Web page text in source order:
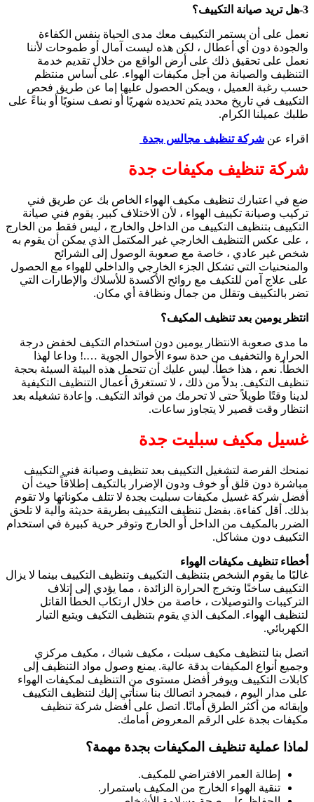
3-هل تريد صيانة التكييف؟
نعمل على أن يستمر التكييف معك مدى الحياة بنفس الكفاءة
والجودة دون أي أعطال ، لكن هذه ليست آمال أو طموحات لأننا
نعمل على تحقيق ذلك على أرض الواقع من خلال تقديم خدمة
التنظيف والصيانة من أجل مكيفات الهواء. على أساس منتظم
حسب رغبة العميل ، ويمكن الحصول عليها إما عن طريق فحص
التكييف في تاريخ محدد يتم تحديده شهريًا أو نصف سنويًا أو بناءً على
طلبك عميلنا الكرام.
اقراء عن شركة تنظيف مجالس بجدة
شركة تنظيف مكيفات جدة
ضع في اعتبارك تنظيف مكيف الهواء الخاص بك عن طريق فني
تركيب وصيانة تكييف الهواء ، لأن الاختلاف كبير. يقوم فني صيانة
التكييف بتنظيف التكييف من الداخل والخارج ، ليس فقط من الخارج
، على عكس التنظيف الخارجي غير المكتمل الذي يمكن أن يقوم به
شخص غير عادي ، خاصة مع صعوبة الوصول إلى الشرائح
والمنحنيات التي تشكل الجزء الخارجي والداخلي للهواء مع الحصول
على علاج آمن للتكيف مع روائح الأكسدة للأسلاك والإطارات التي
تضر بالتكييف وتقلل من جمال ونظافة أي مكان.
انتظر يومين بعد تنظيف المكيف؟
ما مدى صعوبة الانتظار يومين دون استخدام التكيف لخفض درجة
الحرارة والتخفيف من حدة سوء الأحوال الجوية ….! وداعا لهذا
الخطأ. نعم ، هذا خطأ. ليس عليك أن تتحمل هذه البيئة السيئة بحجة
تنظيف التكيف. بدلاً من ذلك ، لا تستغرق أعمال التنظيف التكيفية
لدينا وقتًا طويلاً حتى لا تحرمك من فوائد التكيف. وإعادة تشغيله بعد
انتظار وقت قصير لا يتجاوز ساعات.
غسيل مكيف سبليت جدة
نمنحك الفرصة لتشغيل التكييف بعد تنظيف وصيانة فني التكييف
مباشرة دون قلق أو خوف ودون الإضرار بالتكيف إطلاقاً حيث أن
أفضل شركة غسيل مكيفات سبليت بجدة لا تتلف مكوناتها ولا تقوم
بذلك. أقل كفاءة. بفضل تنظيف التكييف بطريقة حديثة وآلية لا تلحق
الضرر بالمكيف من الداخل أو الخارج وتوفر حرية كبيرة في استخدام
التكييف دون مشاكل.
أخطاء تنظيف مكيفات الهواء
غالبًا ما يقوم الشخص بتنظيف التكييف وتنظيف التكييف بينما لا يزال
التكييف ساخنًا وتخرج الحرارة الزائدة ، مما يؤدي إلى إتلاف
التركيبات والتوصيلات ، خاصة من خلال ارتكاب الخطأ القاتل
لتنظيف الهواء. المكيف الذي يقوم بتنظيف التكيف ويتبع التيار
الكهربائي.
اتصل بنا لتنظيف مكيف سبلت ، مكيف شباك ، مكيف مركزي
وجميع أنواع المكيفات بدقة عالية. يمنع وصول مواد التنظيف إلى
كابلات التكييف ويوفر أفضل مستوى من التنظيف لمكيفات الهواء
على مدار اليوم ، فبمجرد اتصالك بنا سنأتي إليك لتنظيف التكييف
وإبقائه من أكثر الطرق أمانًا. اتصل على أفضل شركة تنظيف
مكيفات بجدة على الرقم المعروض أمامك.
لماذا عملية تنظيف المكيفات بجدة مهمة؟
إطالة العمر الافتراضي للمكيف.
تنقية الهواء الخارج من المكيف باستمرار.